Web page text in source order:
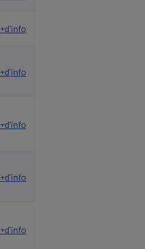
+d'info
+d'info
+d'info
+d'info
+d'info